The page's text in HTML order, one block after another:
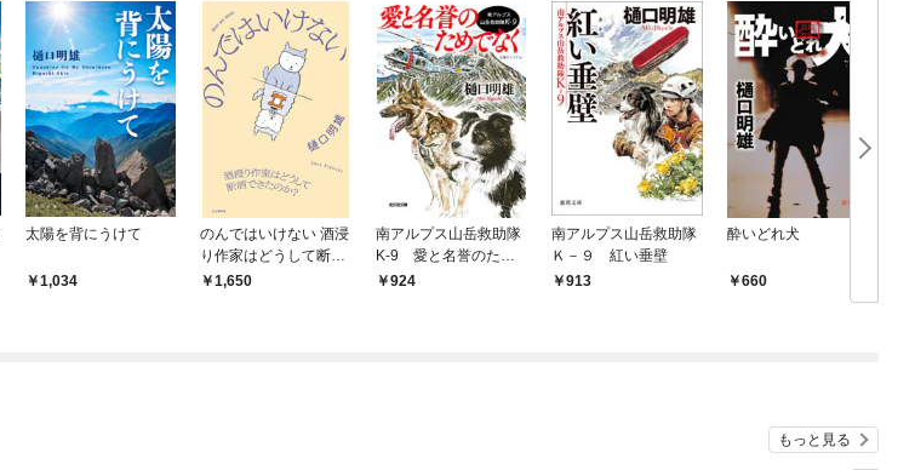
太陽を背にうけて
1,034
のんではいけない 酒浸
り作家はどうして断酒
できたのか？
1,650
南アルプス山岳救助隊
K-9 愛と名誉のため
でなく
924
南アルプス山岳救助隊
Ｋ－９ 紅い垂壁
913
酔いどれ犬
660
もっと見る